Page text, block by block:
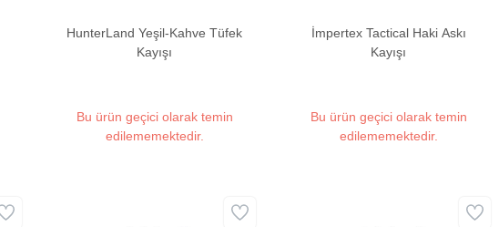
HunterLand Yeşil-Kahve Tüfek
Kayışı
Bu ürün geçici olarak temin
edilememektedir.
İmpertex Tactical Haki Askı
Kayışı
Bu ürün geçici olarak temin
edilememektedir.